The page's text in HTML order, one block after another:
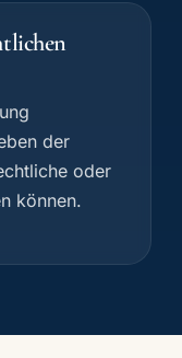
der
oder
können.